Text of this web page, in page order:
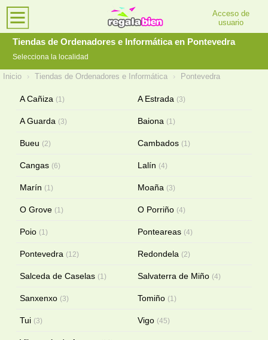
Acceso de
usuario
Tiendas de Ordenadores e Informática en Pontevedra
Selecciona la localidad
Inicio › Tiendas de Ordenadores e Informática › Pontevedra
A Cañiza (1) A Estrada (3)
A Guarda (3) Baiona (1)
Bueu (2) Cambados (1)
Cangas (6) Lalín (4)
Marín (1) Moaña (3)
O Grove (1) O Porriño (4)
Poio (1) Ponteareas (4)
Pontevedra (12) Redondela (2)
Salceda de Caselas (1) Salvaterra de Miño (4)
Sanxenxo (3) Tomiño (1)
Tui (3) Vigo (45)